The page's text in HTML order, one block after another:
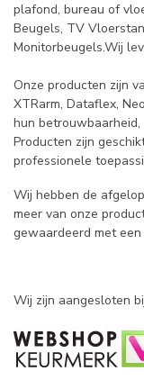
plafond, bureau of
Beugels, TV
Monitorbeugels.Wij
Onze producten zijn
XTRarm, Dataflex,
hun
Producten zijn
professionele
Wij hebben de
meer van onze
gewaardeerd met een
Wij zijn aangesloten